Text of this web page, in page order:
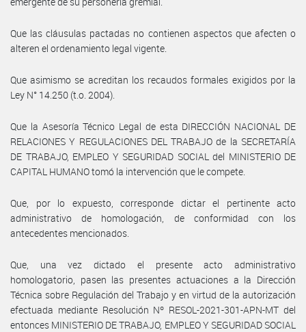
Que las cláusulas pactadas no contienen aspectos que afecten o
alteren el ordenamiento legal vigente.
Que asimismo se acreditan los recaudos formales exigidos por la
Ley N° 14.250 (t.o. 2004).
Que la Asesoría Técnico Legal de esta DIRECCIÓN NACIONAL DE
RELACIONES Y REGULACIONES DEL TRABAJO de la SECRETARÍA
DE TRABAJO, EMPLEO Y SEGURIDAD SOCIAL del MINISTERIO DE
CAPITAL HUMANO tomó la intervención que le compete.
Que, por lo expuesto, corresponde dictar el pertinente acto
administrativo de homologación, de conformidad con los
antecedentes mencionados.
Que, una vez dictado el presente acto administrativo
homologatorio, pasen las presentes actuaciones a la Dirección
Técnica sobre Regulación del Trabajo y en virtud de la autorización
efectuada mediante Resolución Nº RESOL-2021-301-APN-MT del
entonces MINISTERIO DE TRABAJO, EMPLEO Y SEGURIDAD SOCIAL